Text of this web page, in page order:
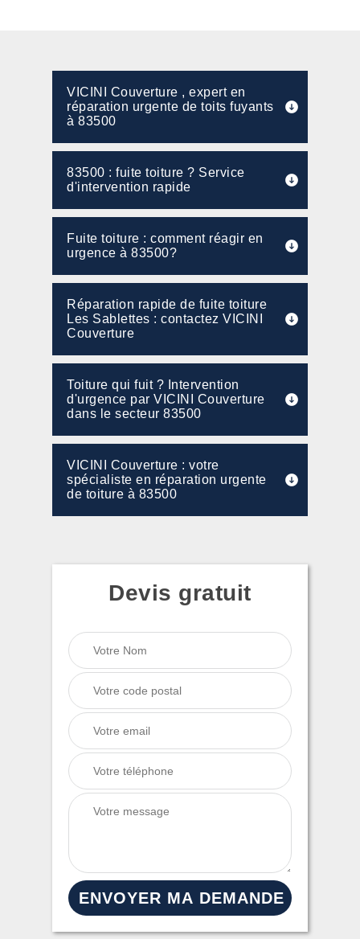
VICINI Couverture , expert en
réparation urgente de toits fuyants
à 83500
83500 : fuite toiture ? Service
d'intervention rapide
Fuite toiture : comment réagir en
urgence à 83500?
Réparation rapide de fuite toiture
Les Sablettes : contactez VICINI
Couverture
Toiture qui fuit ? Intervention
d'urgence par VICINI Couverture
dans le secteur 83500
VICINI Couverture : votre
spécialiste en réparation urgente
de toiture à 83500
Devis gratuit